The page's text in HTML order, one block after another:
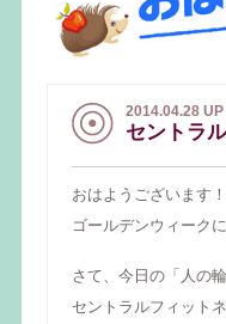
2014.04.28 UP
セントラ
おはようございます
ゴールデンウィーク
さて、今日の「人の
セントラルフィット